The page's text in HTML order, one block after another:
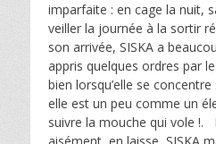
imparfaite : en cage la nuit,
veiller la journée à la sortir
son arrivée, SISKA a
appris quelques ordres par
bien lorsqu’elle se
elle est un peu comme un
suivre la mouche qui vole !.